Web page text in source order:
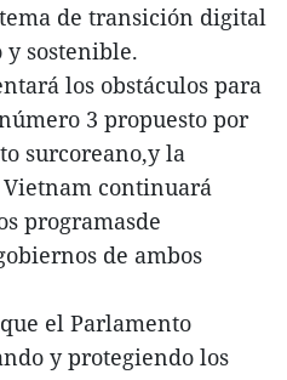
de transición digital
sostenible.
los obstáculos para
3 propuesto por
surcoreano,y la
continuará
programasde
de ambos
el Parlamento
y protegiendo los